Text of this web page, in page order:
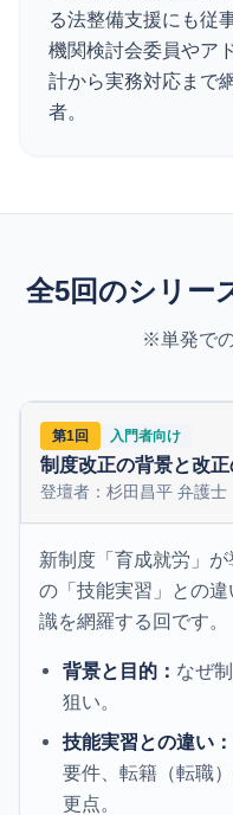
る法整備支援にも従
機関検討会委員やア
計から実務対応まで
者。
全5回のシリー
※単発で
第1回 入門者向け
制度改正の背景と改
登壇者：杉田昌平 弁護士
新制度「育成就労」
の「技能実習」との
識を網羅する回です。
背景と目的： なぜ
狙い。
技能実習との違い：
要件、転籍（転職
更点。